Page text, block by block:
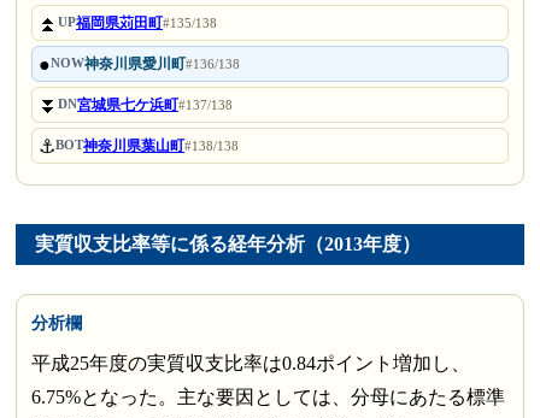
⏫UP福岡県苅田町#135/138
●NOW神奈川県愛川町#136/138
⏬DN宮城県七ケ浜町#137/138
⚓BOT神奈川県葉山町#138/138
実質収支比率等に係る経年分析（2013年度）
分析欄
平成25年度の実質収支比率は0.84ポイント増加し、
6.75%となった。主な要因としては、分母にあたる標準